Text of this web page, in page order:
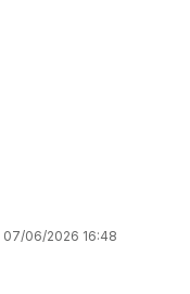
07/06/2026 16:48